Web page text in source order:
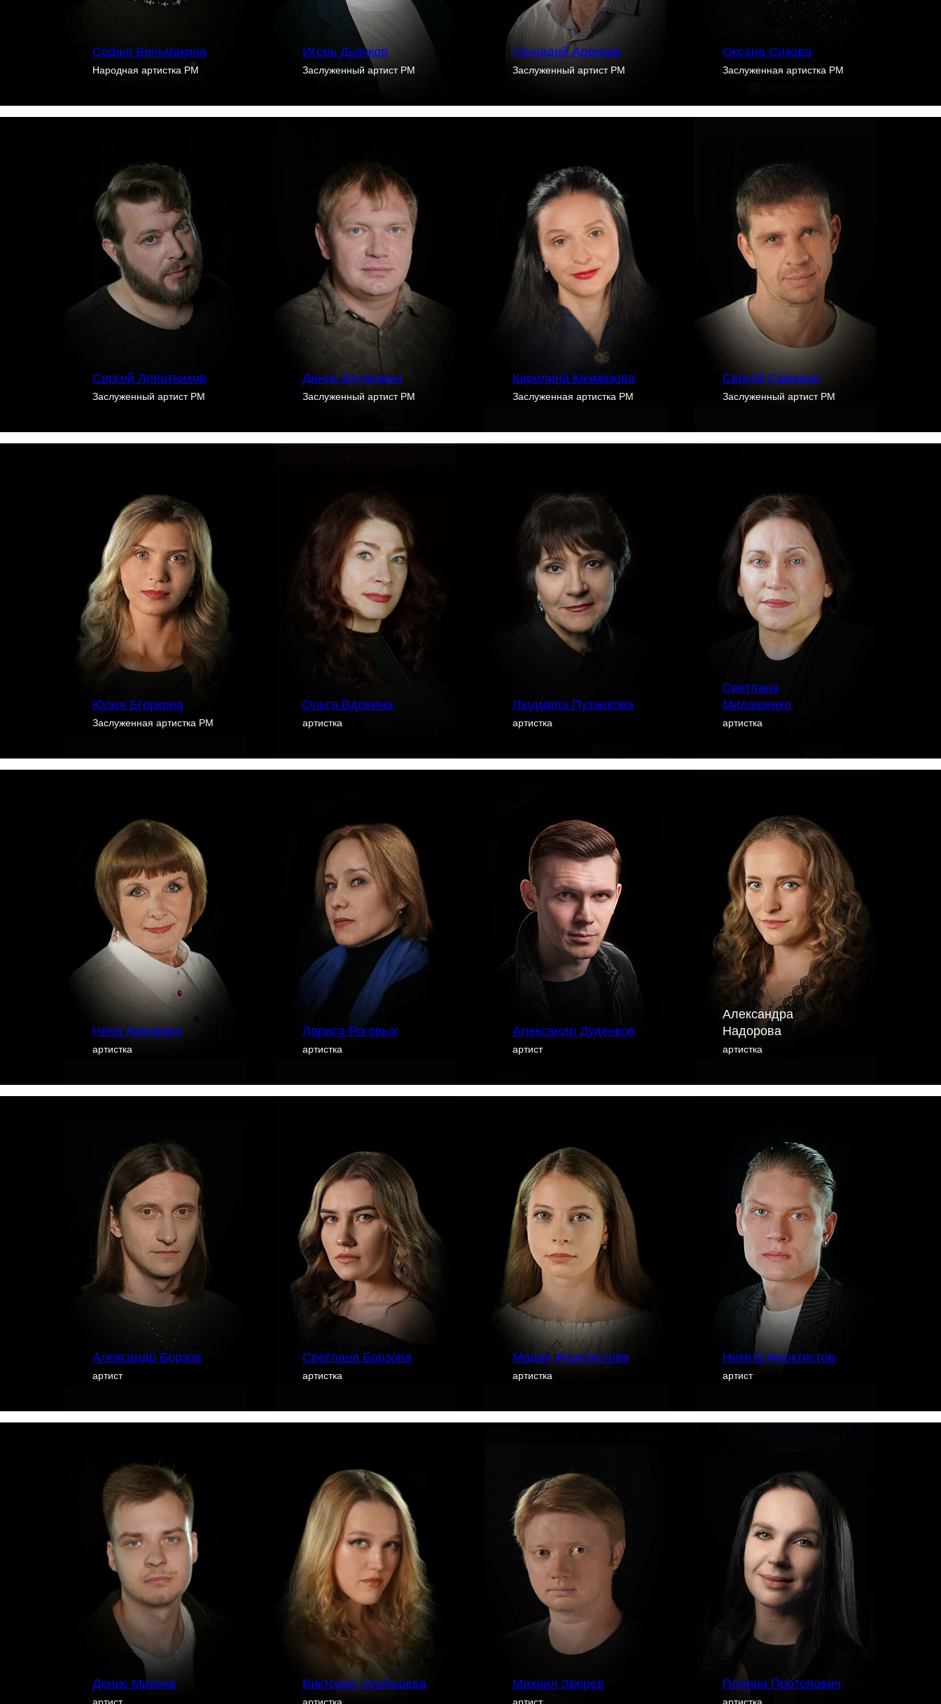
Софья Вельмакина
Народная артистка РМ
Игорь Дьячков
Заслуженный артист РМ
Геннадий Арекаев
Заслуженный артист РМ
Оксана Сизова
Заслуженная артистка РМ
Сергей Лопатников
Заслуженный артист РМ
Денис Кручинкин
Заслуженный артист РМ
Каролина Качмазова
Заслуженная артистка РМ
Сергей Самарин
Заслуженный артист РМ
Юлия Егоркина
Заслуженная артистка РМ
Ольга Вдовина
артистка
Людмила Пузанкова
артистка
Светлана
Милашенко
артистка
Нина Арекаева
артистка
Лариса Роговых
артистка
Александр Дуденков
артист
Александра
Надорова
артистка
Александр Борзов
артист
Светлана Борзова
артистка
Мария Феоктистова
артистка
Никита Феоктистов
артист
Денис Михеев Виктория Ульбашева Михаил Зверев Полина Протопович